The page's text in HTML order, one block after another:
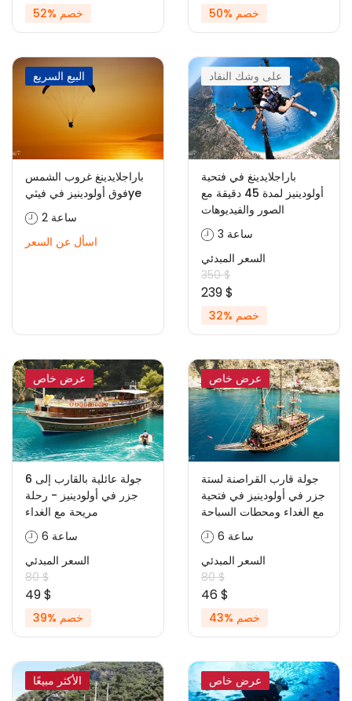
خصم %52 خصم %50
البيع السريع
باراجلايدينغ غروب الشمس
فوق أولودينيز في فيثيye
2 ساعة
اسأل عن السعر
على وشك النفاد
باراجلايدينغ في فتحية
أولودينيز لمدة 45 دقيقة مع
الصور والفيديوهات
3 ساعة
السعر المبدئي
350 $
239 $
خصم %32
عرض خاص
جولة عائلية بالقارب إلى 6
جزر في أولودينيز - رحلة
مريحة مع الغداء
6 ساعة
السعر المبدئي
80 $
49 $
خصم %39
عرض خاص
جولة قارب القراصنة لستة
جزر في أولودينيز في فتحية
مع الغداء ومحطات السباحة
6 ساعة
السعر المبدئي
80 $
46 $
خصم %43
الأكثر مبيعًا عرض خاص